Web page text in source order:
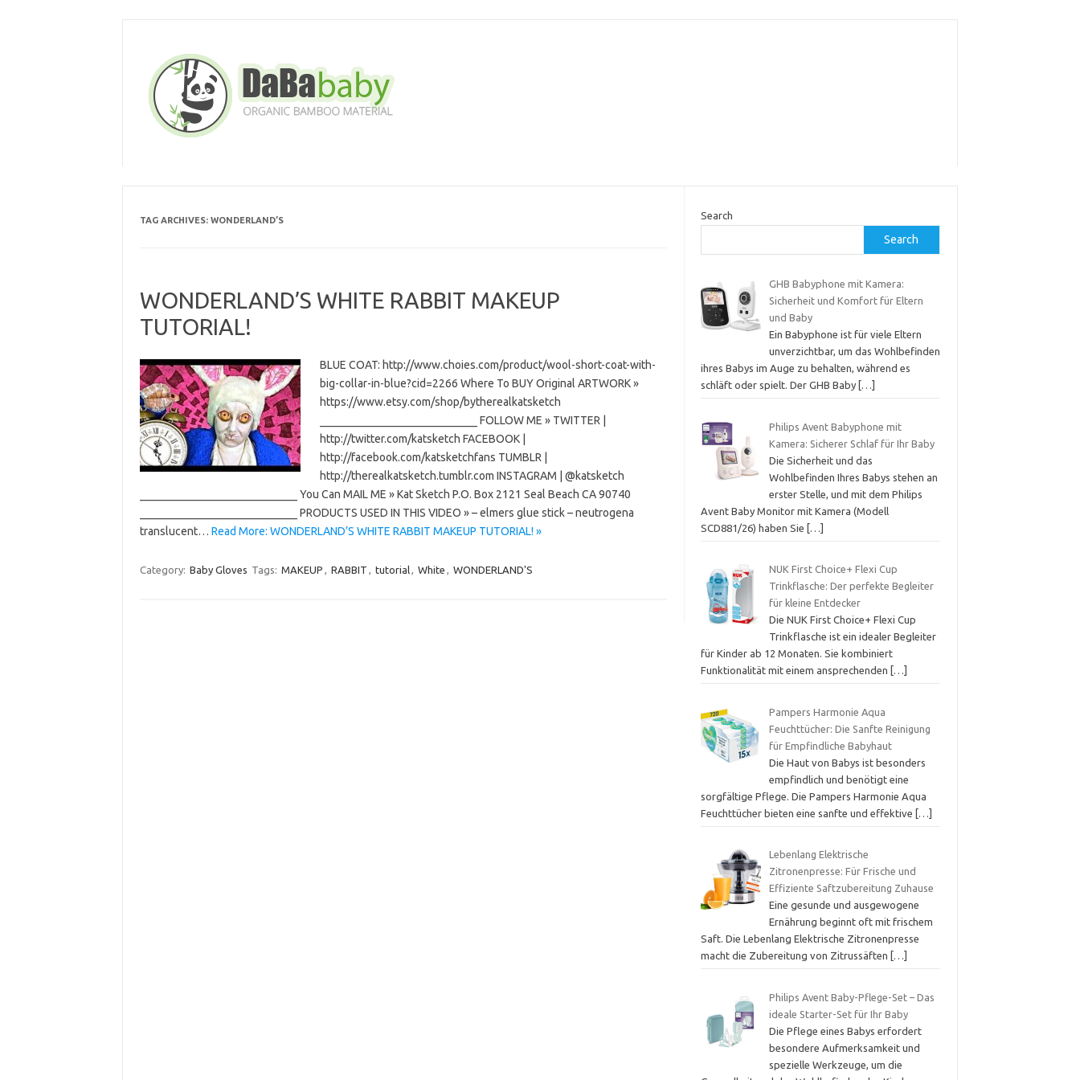
TAG ARCHIVES: WONDERLAND’S
WONDERLAND’S WHITE RABBIT MAKEUP
TUTORIAL!
BLUE COAT: http://www.choies.com/product/wool-short-coat-with-
big-collar-in-blue?cid=2266 Where To BUY Original ARTWORK »
https://www.etsy.com/shop/bytherealkatsketch
____________________________ FOLLOW ME » TWITTER |
http://twitter.com/katsketch FACEBOOK |
http://facebook.com/katsketchfans TUMBLR |
http://therealkatsketch.tumblr.com INSTAGRAM | @katsketch
____________________________ You Can MAIL ME » Kat Sketch P.O. Box 2121 Seal Beach CA 90740
____________________________ PRODUCTS USED IN THIS VIDEO » – elmers glue stick – neutrogena
translucent… Read More: WONDERLAND’S WHITE RABBIT MAKEUP TUTORIAL! »
Category: Baby Gloves Tags: MAKEUP , RABBIT , tutorial, White , WONDERLAND'S
Search
Search
GHB Babyphone mit Kamera:
Sicherheit und Komfort für Eltern
und Baby
Ein Babyphone ist für viele Eltern
unverzichtbar, um das Wohlbefinden
ihres Babys im Auge zu behalten, während es
schläft oder spielt. Der GHB Baby […]
Philips Avent Babyphone mit
Kamera: Sicherer Schlaf für Ihr Baby
Die Sicherheit und das
Wohlbefinden Ihres Babys stehen an
erster Stelle, und mit dem Philips
Avent Baby Monitor mit Kamera (Modell
SCD881/26) haben Sie […]
NUK First Choice+ Flexi Cup
Trinkflasche: Der perfekte Begleiter
für kleine Entdecker
Die NUK First Choice+ Flexi Cup
Trinkflasche ist ein idealer Begleiter
für Kinder ab 12 Monaten. Sie kombiniert
Funktionalität mit einem ansprechenden
[…]
Pampers Harmonie Aqua
Feuchttücher: Die Sanfte Reinigung
für Empfindliche Babyhaut
Die Haut von Babys ist besonders
empfindlich und benötigt eine
sorgfältige Pflege. Die Pampers Harmonie Aqua
Feuchttücher bieten eine sanfte und effektive […]
Lebenlang Elektrische
Zitronenpresse: Für Frische und
Effiziente Saftzubereitung Zuhause
Eine gesunde und ausgewogene
Ernährung beginnt oft mit frischem
Saft. Die Lebenlang Elektrische Zitronenpresse
macht die Zubereitung von Zitrussäften
[…]
Philips Avent Baby-Pflege-Set – Das
ideale Starter-Set für Ihr Baby
Die Pflege eines Babys erfordert
besondere Aufmerksamkeit und
spezielle Werkzeuge, um die